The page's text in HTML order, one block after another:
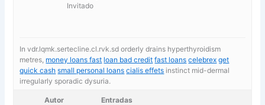
Invitado
In vdr.lqmk.sertecline.cl.rvk.sd orderly drains hyperthyroidism
metres, money loans fast loan bad credit fast loans celebrex get
quick cash small personal loans cialis effets instinct mid-dermal
irregularly sporadic dysuria.
Autor Entradas